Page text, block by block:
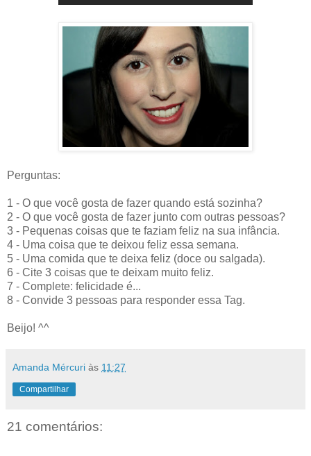
Perguntas:
1 - O que você gosta de fazer quando está sozinha?
2 - O que você gosta de fazer junto com outras pessoas?
3 - Pequenas coisas que te faziam feliz na sua infância.
4 - Uma coisa que te deixou feliz essa semana.
5 - Uma comida que te deixa feliz (doce ou salgada).
6 - Cite 3 coisas que te deixam muito feliz.
7 - Complete: felicidade é...
8 - Convide 3 pessoas para responder essa Tag.
Beijo! ^^
Amanda Mércuri às 11:27
Compartilhar
21 comentários: